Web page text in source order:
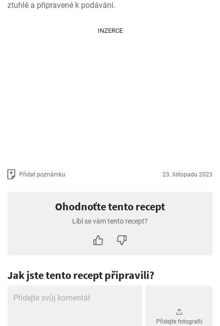
ztuhlé a připravené k podávání.
INZERCE
Přidat poznámku 23. listopadu 2023
Ohodnoťte tento recept
Líbí se vám tento recept?
Jak jste tento recept připravili?
Přidejte fotografii